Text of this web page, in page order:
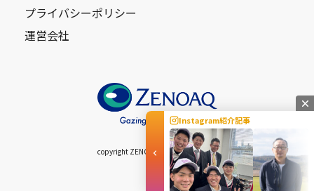
プライバシーポリシー
運営会社
copyright ZENOAQ Allright Reserved.
Instagram紹介記事